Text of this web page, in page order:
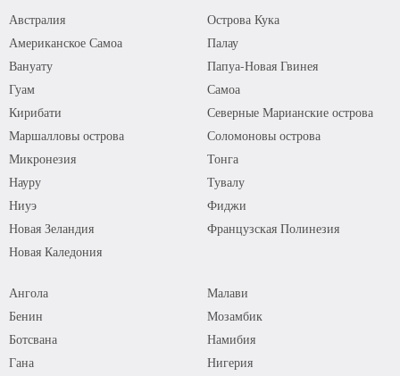
Австралия
Американское Самоа
Вануату
Гуам
Кирибати
Маршалловы острова
Микронезия
Науру
Ниуэ
Новая Зеландия
Новая Каледония
Острова Кука
Палау
Папуа-Новая Гвинея
Самоа
Северные Марианские острова
Соломоновы острова
Тонга
Тувалу
Фиджи
Французская Полинезия
Ангола
Бенин
Ботсвана
Гана
Малави
Мозамбик
Намибия
Нигерия